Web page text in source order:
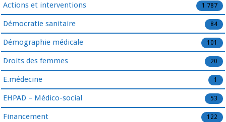
Actions et interventions 1 787
Démocratie sanitaire 84
Démographie médicale 101
Droits des femmes 20
E.médecine 1
EHPAD – Médico-social 53
Financement 122